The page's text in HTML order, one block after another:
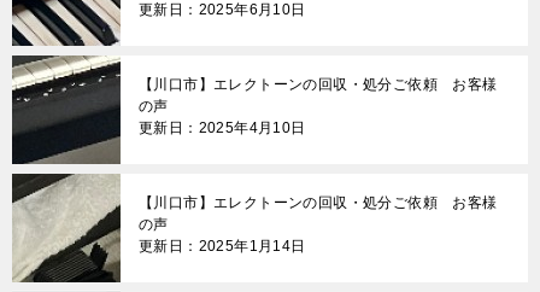
更新日：2025年6月10日
【川口市】エレクトーンの回収・処分ご依頼 お客様
の声
更新日：2025年4月10日
【川口市】エレクトーンの回収・処分ご依頼 お客様
の声
更新日：2025年1月14日